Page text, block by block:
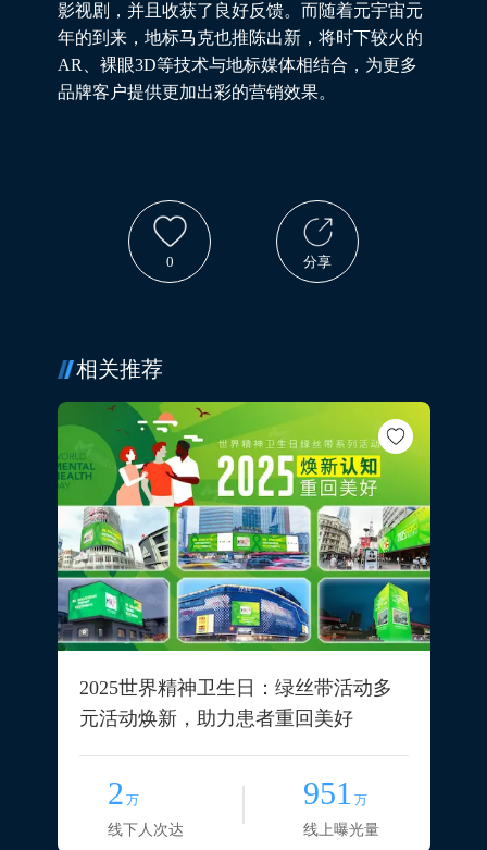
影视剧，并且收获了良好反馈。而随着元宇宙元
年的到来，地标马克也推陈出新，将时下较火的
AR、裸眼3D等技术与地标媒体相结合，为更多
品牌客户提供更加出彩的营销效果。
0 分享
相关推荐
2025世界精神卫生日：绿丝带活动多
元活动焕新，助力患者重回美好
2 万
线下人次达
951 万
线上曝光量